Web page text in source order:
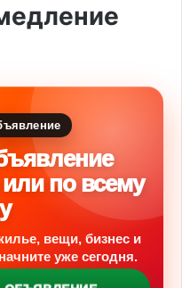
по всему
вещи, бизнес и
уже сегодня.